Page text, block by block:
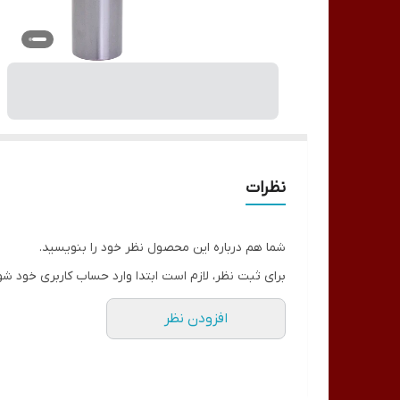
نظرات
شما هم درباره این محصول نظر خود را بنویسید.
برای ثبت نظر، لازم است ابتدا وارد حساب کاربری خود
افزودن نظر